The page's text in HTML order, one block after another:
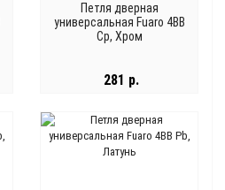
Петля дверная
универсальная Fuaro 4BB
Cp, Хром
281 р.